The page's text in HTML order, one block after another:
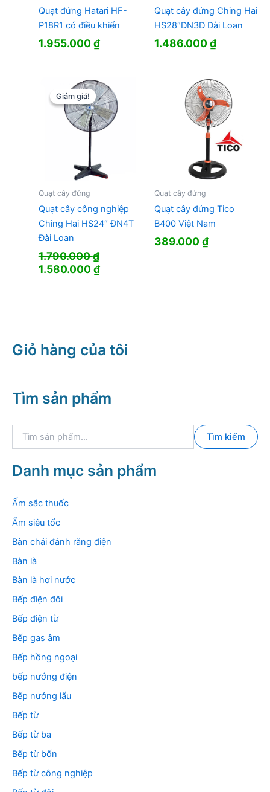
Quạt đứng Hatari HF-
P18R1 có điều khiển
1.955.000₫
Quạt cây đứng Ching Hai
HS28″ĐN3Đ Đài Loan
1.486.000₫
Giảm giá!
Giảm giá!
Quạt cây đứng
Quạt cây công nghiệp
Ching Hai HS24″ ĐN4T
Đài Loan
1.790.000₫
Giá
1.580.000₫Giá
Quạt cây đứng
Quạt cây đứng Tico
B400 Việt Nam
389.000₫
Giỏ hàng của tôi
Tìm sản phẩm
k
i
m
Tìm kiếm
Danh mục sản phẩm
Ấm sắc thuốc
Ấm siêu tốc
Bàn chải đánh răng điện
Bàn là
Bàn là hơi nước
Bếp điện đôi
Bếp điện từ
Bếp gas âm
Bếp hồng ngoại
bếp nướng điện
Bếp nướng lẩu
Bếp từ
Bếp từ ba
Bếp từ bốn
Bếp từ công nghiệp